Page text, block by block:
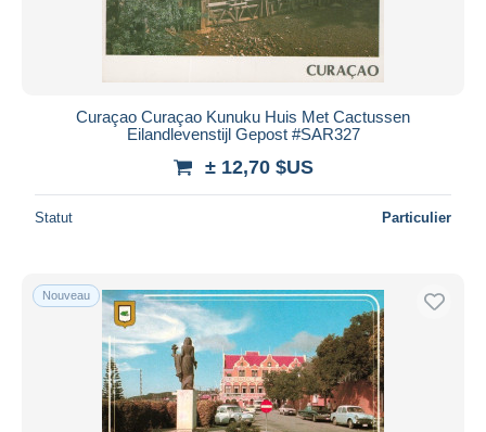
Curaçao Curaçao Kunuku Huis Met Cactussen
Eilandlevenstijl Gepost #SAR327
± 12,70 $US
Statut Particulier
Nouveau